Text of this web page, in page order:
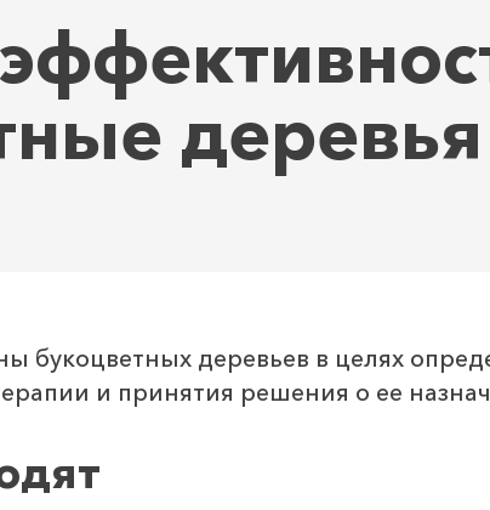
деревья
букоцветных деревьев в целях
и принятия решения о ее